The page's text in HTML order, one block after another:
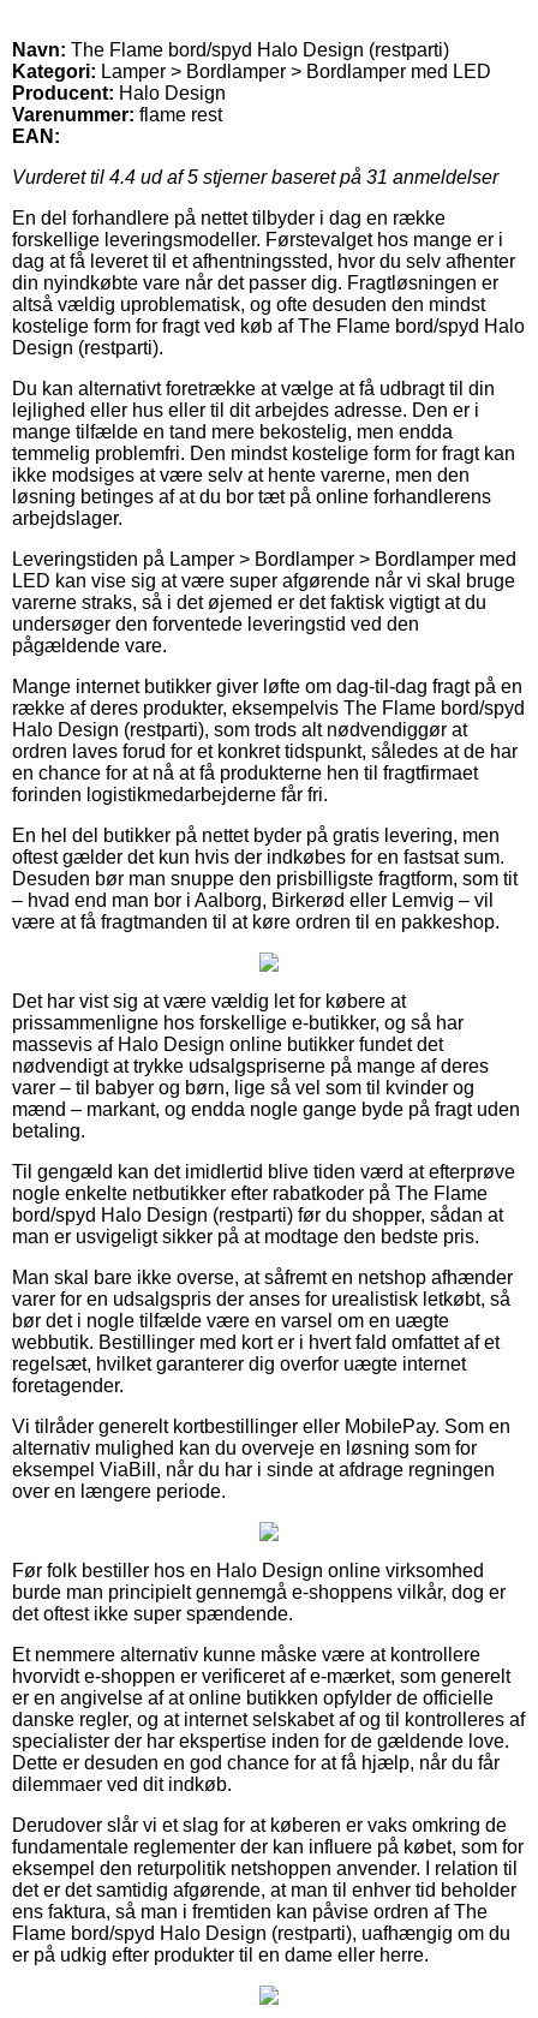
Navn: The Flame bord/spyd Halo Design (restparti)
Kategori: Lamper > Bordlamper > Bordlamper med LED
Producent: Halo Design
Varenummer: flame rest
EAN:
Vurderet til 4.4 ud af 5 stjerner baseret på 31 anmeldelser
En del forhandlere på nettet tilbyder i dag en række
forskellige leveringsmodeller. Førstevalget hos mange er i
dag at få leveret til et afhentningssted, hvor du selv afhenter
din nyindkøbte vare når det passer dig. Fragtløsningen er
altså vældig uproblematisk, og ofte desuden den mindst
kostelige form for fragt ved køb af The Flame bord/spyd Halo
Design (restparti).
Du kan alternativt foretrække at vælge at få udbragt til din
lejlighed eller hus eller til dit arbejdes adresse. Den er i
mange tilfælde en tand mere bekostelig, men endda
temmelig problemfri. Den mindst kostelige form for fragt kan
ikke modsiges at være selv at hente varerne, men den
løsning betinges af at du bor tæt på online forhandlerens
arbejdslager.
Leveringstiden på Lamper > Bordlamper > Bordlamper med
LED kan vise sig at være super afgørende når vi skal bruge
varerne straks, så i det øjemed er det faktisk vigtigt at du
undersøger den forventede leveringstid ved den
pågældende vare.
Mange internet butikker giver løfte om dag-til-dag fragt på en
række af deres produkter, eksempelvis The Flame bord/spyd
Halo Design (restparti), som trods alt nødvendiggør at
ordren laves forud for et konkret tidspunkt, således at de har
en chance for at nå at få produkterne hen til fragtfirmaet
forinden logistikmedarbejderne får fri.
En hel del butikker på nettet byder på gratis levering, men
oftest gælder det kun hvis der indkøbes for en fastsat sum.
Desuden bør man snuppe den prisbilligste fragtform, som tit
– hvad end man bor i Aalborg, Birkerød eller Lemvig – vil
være at få fragtmanden til at køre ordren til en pakkeshop.
Det har vist sig at være vældig let for købere at
prissammenligne hos forskellige e-butikker, og så har
massevis af Halo Design online butikker fundet det
nødvendigt at trykke udsalgspriserne på mange af deres
varer – til babyer og børn, lige så vel som til kvinder og
mænd – markant, og endda nogle gange byde på fragt uden
betaling.
Til gengæld kan det imidlertid blive tiden værd at efterprøve
nogle enkelte netbutikker efter rabatkoder på The Flame
bord/spyd Halo Design (restparti) før du shopper, sådan at
man er usvigeligt sikker på at modtage den bedste pris.
Man skal bare ikke overse, at såfremt en netshop afhænder
varer for en udsalgspris der anses for urealistisk letkøbt, så
bør det i nogle tilfælde være en varsel om en uægte
webbutik. Bestillinger med kort er i hvert fald omfattet af et
regelsæt, hvilket garanterer dig overfor uægte internet
foretagender.
Vi tilråder generelt kortbestillinger eller MobilePay. Som en
alternativ mulighed kan du overveje en løsning som for
eksempel ViaBill, når du har i sinde at afdrage regningen
over en længere periode.
Før folk bestiller hos en Halo Design online virksomhed
burde man principielt gennemgå e-shoppens vilkår, dog er
det oftest ikke super spændende.
Et nemmere alternativ kunne måske være at kontrollere
hvorvidt e-shoppen er verificeret af e-mærket, som generelt
er en angivelse af at online butikken opfylder de officielle
danske regler, og at internet selskabet af og til kontrolleres af
specialister der har ekspertise inden for de gældende love.
Dette er desuden en god chance for at få hjælp, når du får
dilemmaer ved dit indkøb.
Derudover slår vi et slag for at køberen er vaks omkring de
fundamentale reglementer der kan influere på købet, som for
eksempel den returpolitik netshoppen anvender. I relation til
det er det samtidig afgørende, at man til enhver tid beholder
ens faktura, så man i fremtiden kan påvise ordren af The
Flame bord/spyd Halo Design (restparti), uafhængig om du
er på udkig efter produkter til en dame eller herre.